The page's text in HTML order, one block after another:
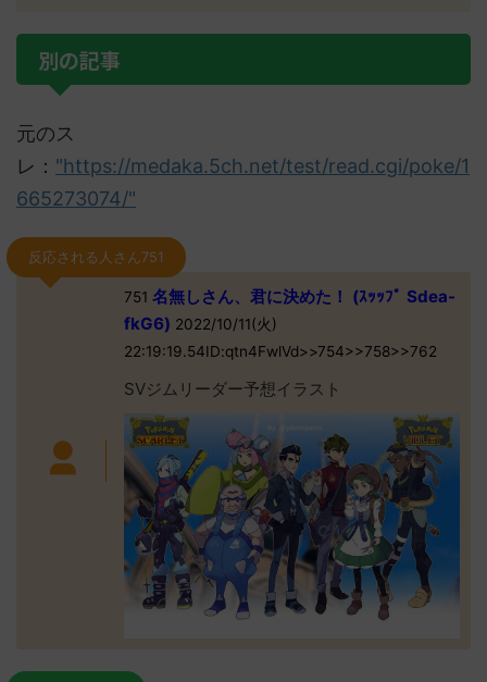
別の記事
元のス
レ： "https://medaka.5ch.net/test/read.cgi/poke/1
665273074/"
反応される人さん751
751 名無しさん、君に決めた！ (ｽｯｯﾌﾟ Sdea-
fkG6) 2022/10/11(火)
22:19:19.54ID:qtn4FwlVd>>754>>758>>762
SVジムリーダー予想イラスト